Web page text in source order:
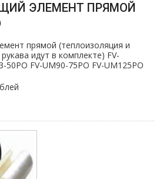
ЭЛЕМЕНТ ПРЯМОЙ
прямой (теплоизоляция и
идут в комплекте) FV-
50PO FV-UM90-75PO FV-UM125PO